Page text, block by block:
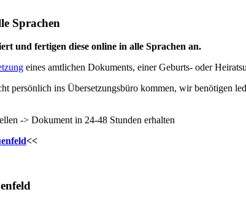
Sprachen
und fertigen diese online in alle Sprachen an.
eines amtlichen Dokuments, einer Geburts- oder
persönlich ins Übersetzungsbüro kommen, wir benötigen
-> Dokument in 24-48 Stunden erhalten
<<